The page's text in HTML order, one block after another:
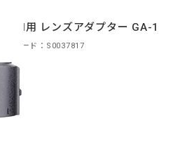
GR III用 レンズアダプター GA-1
商品コード：S0037817